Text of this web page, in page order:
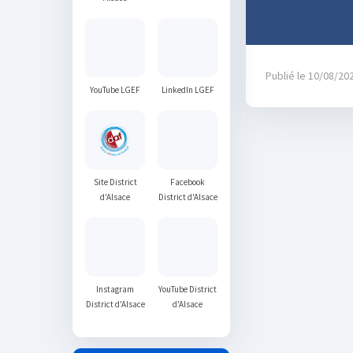
YouTube LGEF LinkedIn LGEF
Site District
d'Alsace
Facebook
District d'Alsace
Instagram
District d'Alsace
YouTube District
d'Alsace
Publié le 10/08/